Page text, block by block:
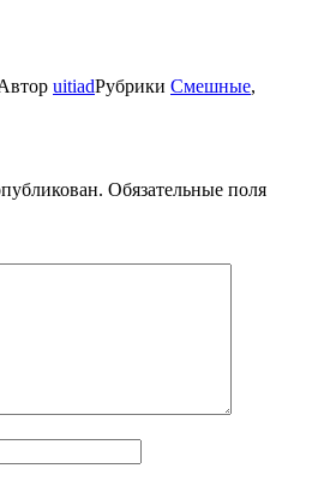
uitiadРубрики Смешные,
Обязательные поля